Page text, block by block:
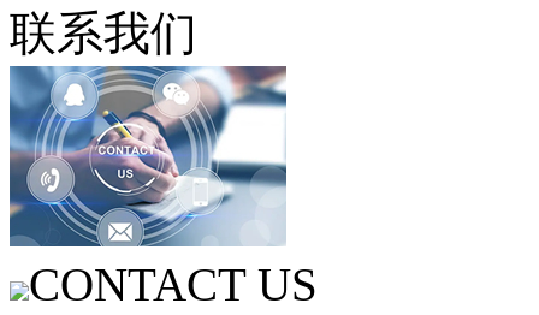
联系我们
CONTACT US